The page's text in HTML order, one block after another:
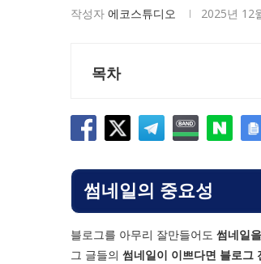
작성자 에코스튜디오 2025년 12
목차
썸네일의 중요성
블로그를 아무리 잘만들어도 썸네일
그 글들의 썸네일이 이쁘다면 블로그